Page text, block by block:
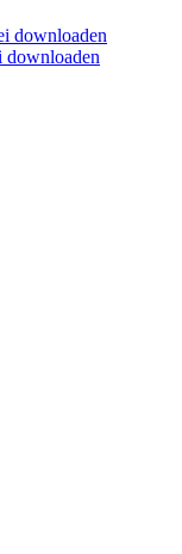
downloaden
downloaden